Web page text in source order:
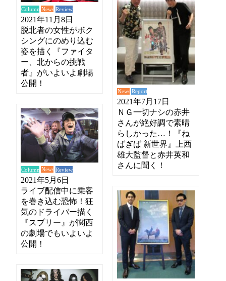
Column News Review
2021年11月8日
脱北者の女性がボク
シングにのめり込む
姿を描く『ファイタ
ー、北からの挑戦
者』がいよいよ劇場
公開！
News Report
2021年7月17日
ＮＧ一切ナシの赤井
さんが絶好調で素晴
らしかった…！『ね
ばぎば 新世界』上西
雄大監督と赤井英和
さんに聞く！
Column News Review
2021年5月6日
ライブ配信中に乗客
を巻き込む恐怖！狂
気のドライバー描く
『スプリー』が関西
の劇場でもいよいよ
公開！